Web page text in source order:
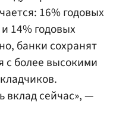
16% годовых
14% годовых
банки сохранят
более высокими
вклад сейчас», —